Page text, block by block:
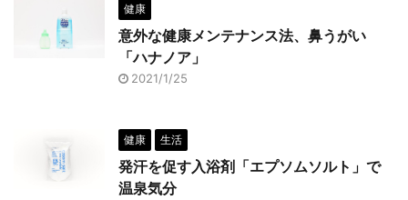
健康
意外な健康メンテナンス法、鼻うがい
「ハナノア」
2021/1/25
健康 生活
発汗を促す入浴剤「エプソムソルト」で
温泉気分